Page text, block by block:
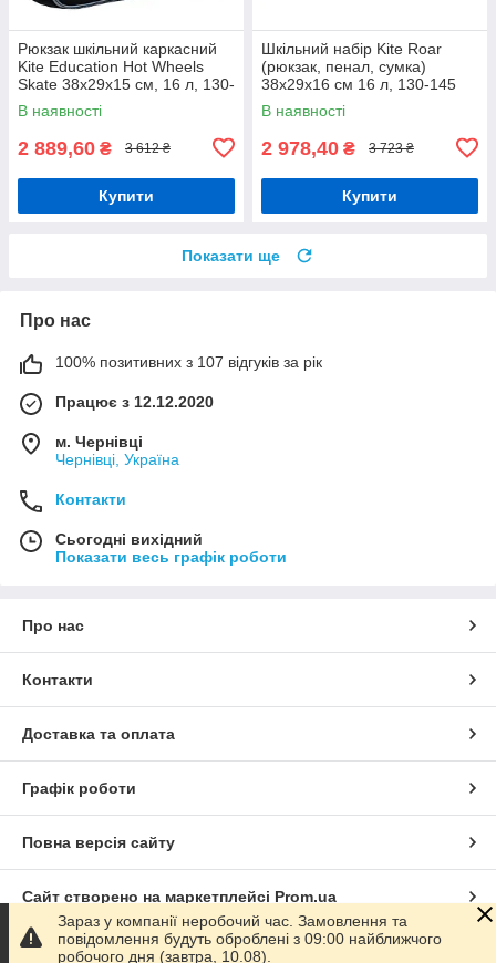
Рюкзак шкільний каркасний
Kite Education Hot Wheels
Skate 38x29x15 см, 16 л, 130-
145 см, чорний
В наявності
2 889,60 ₴ 3 612 ₴
Купити
Шкільний набір Kite Roar
(рюкзак, пенал, сумка)
38x29x16 см 16 л, 130-145
см, SET_K24-531M-5
В наявності
2 978,40 ₴ 3 723 ₴
Купити
Показати ще
Про нас
100% позитивних з 107 відгуків за рік
Працює з 12.12.2020
м. Чернівці
Чернівці, Україна
Контакти
Сьогодні вихідний
Показати весь графік роботи
Про нас
Контакти
Доставка та оплата
Графік роботи
Повна версія сайту
Сайт створено на маркетплейсі Prom.ua
Політика конфіденційності
Зараз у компанії неробочий час. Замовлення та
повідомлення будуть оброблені з 09:00 найближчого
робочого дня (завтра, 10.08).